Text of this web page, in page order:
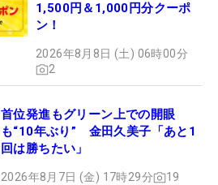
1,500円＆1,000円分クーポ
ン！
2026年8月8日 (土) 06時00分
2
首位発進もグリーン上での開眼
も“10年ぶり” 金田久美子「あと1
回は勝ちたい」
2026年8月7日 (金) 17時29分 19